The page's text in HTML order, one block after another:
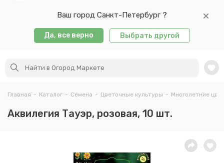
Ваш город Санкт-Петербург ?
Да, все верно Выбрать другой
Главная - Каталог - Семена - Цветочные культуры - Многолетние
Аквилегия Тауэр, розовая, 10 шт.